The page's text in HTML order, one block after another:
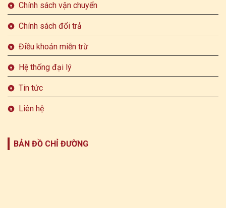
Chính sách vận chuyển
Chính sách đổi trả
Điều khoản miễn trừ
Hệ thống đại lý
Tin tức
Liên hệ
BẢN ĐỒ CHỈ ĐƯỜNG